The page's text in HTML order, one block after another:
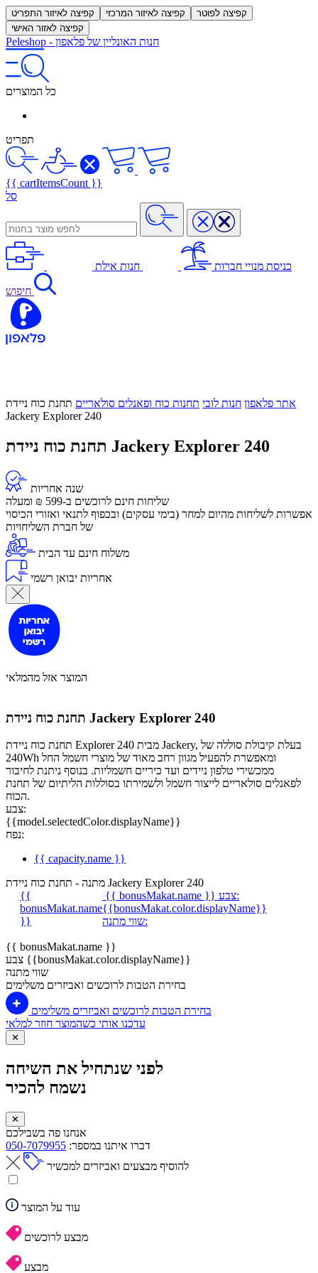
קפיצה לאיזור התפריט קפיצה לאיזור המרכזי
קפיצה לפוטר
קפיצה לאזור האישי
Peleshop - חנות האונליין של פלאפון
כל המוצרים
תפריט
{{ cartItemsCount }}
סל
כניסת מנויי חברות חנות אילת
חיפוש
אתר פלאפון חנות לובי תחנות כוח ופאנלים סולאריים תחנת כוח ניידת
Jackery Explorer 240
תחנת כוח ניידת Jackery Explorer 240
שנה אחריות
שליחות חינם לרוכשים ב-599 ₪ ומעלה
​אפשרות לשליחות מהיום למחר (בימי עסקים) ובכפוף לתנאי ואזורי הכיסוי
של חברת השליחויות
משלוח חינם עד הבית
אחריות יבואן רשמי
המוצר אזל מהמלאי
תחנת כוח ניידת Jackery Explorer 240
תחנת כוח ניידת Explorer 240 מבית Jackery, בעלת קיבולת סוללה של
240Wh ומאפשרת להפעיל מגוון רחב מאוד של מוצרי חשמל החל
ממכשירי טלפון ניידים ועד כיריים חשמליות. בנוסף ניתנת לחיבור
לפאנלים סולאריים לייצור חשמל ולשמירתו בסוללות הליתיום של תחנת
הכוח.
צבע:
{{model.selectedColor.displayName}}
נפח:
{{ capacity.name }}
מתנה - תחנת כוח ניידת Jackery Explorer 240
{{
bonusMakat.name
}}
{{ bonusMakat.name }}
צבע:
{{bonusMakat.color.displayName}}
שווי מתנה:
{{ bonusMakat.name }}
צבע {{bonusMakat.color.displayName}}
שווי מתנה
בחירת הטבות לרוכשים ואביזרים משלימים
בחירת הטבות לרוכשים ואביזרים משלימים
עדכנו אותי כשהמוצר חוזר למלאי
✕
לפני שנתחיל את השיחה
נשמח להכיר
✕
אנחנו פה בשבילכם
דברו איתנו במספר: 050-7079955
להוסיף מבצעים ואביזרים למכשיר
עוד על המוצר
מבצע לרוכשים
מבצע